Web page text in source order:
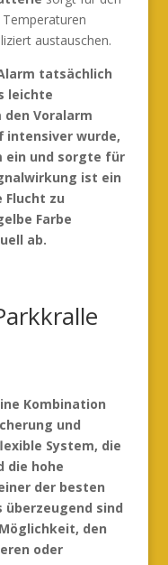
austauschen.
tatsächlich
leichte
Voralarm
intensiver wurde,
ein und sorgte für
ist ein
Flucht zu
Farbe
ab.
Kombination
und
System, die
die hohe
der besten
überzeugend sind
den
oder